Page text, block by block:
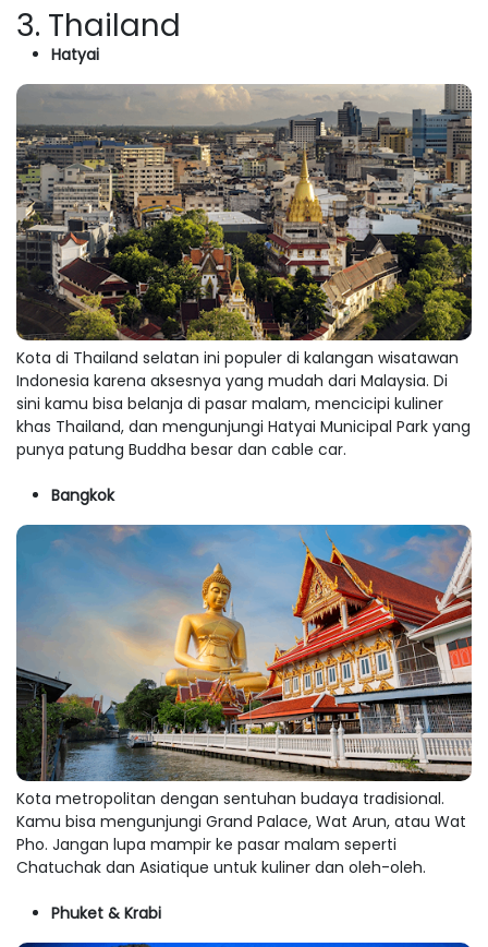
3. Thailand
Hatyai
Kota di Thailand selatan ini populer di kalangan wisatawan
Indonesia karena aksesnya yang mudah dari Malaysia. Di
sini kamu bisa belanja di pasar malam, mencicipi kuliner
khas Thailand, dan mengunjungi Hatyai Municipal Park yang
punya patung Buddha besar dan cable car.
Bangkok
Kota metropolitan dengan sentuhan budaya tradisional.
Kamu bisa mengunjungi Grand Palace, Wat Arun, atau Wat
Pho. Jangan lupa mampir ke pasar malam seperti
Chatuchak dan Asiatique untuk kuliner dan oleh-oleh.
Phuket & Krabi